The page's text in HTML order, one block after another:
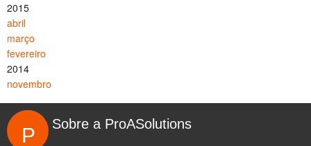
2015
abril
março
fevereiro
2014
novembro
P Sobre a ProASolutions